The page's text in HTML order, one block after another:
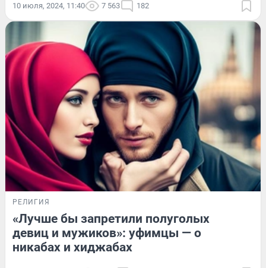
10 июля, 2024, 11:40 7 563 182
РЕЛИГИЯ
«Лучше бы запретили полуголых
девиц и мужиков»: уфимцы — о
никабах и хиджабах